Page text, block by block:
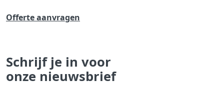
Offerte aanvragen
Schrijf je in voor
onze nieuwsbrief